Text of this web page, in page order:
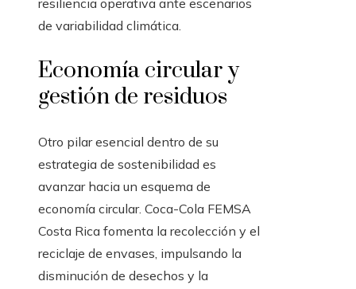
resiliencia operativa ante escenarios
de variabilidad climática.
Economía circular y
gestión de residuos
Otro pilar esencial dentro de su
estrategia de sostenibilidad es
avanzar hacia un esquema de
economía circular. Coca-Cola FEMSA
Costa Rica fomenta la recolección y el
reciclaje de envases, impulsando la
disminución de desechos y la